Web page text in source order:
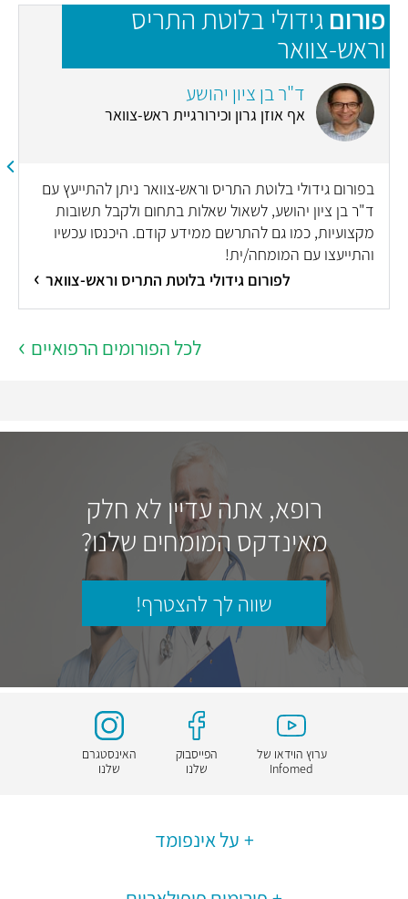
פורום גידולי בלוטת התריס
וראש-צוואר
ד"ר בן ציון יהושע
אף אוזן גרון וכירורגיית ראש-צוואר
בפורום גידולי בלוטת התריס וראש-צוואר ניתן להתייעץ עם
ד"ר בן ציון יהושע, לשאול שאלות בתחום ולקבל תשובות
מקצועיות, כמו גם להתרשם ממידע קודם. היכנסו עכשיו
והתייעצו עם המומחה/ית!
לפורום גידולי בלוטת התריס וראש-צוואר
לכל הפורומים הרפואיים
רופא, אתה עדיין לא חלק
מאינדקס המומחים שלנו?
שווה לך להצטרף!
ערוץ הוידאו של
Infomed
הפייסבוק
שלנו
האינסטגרם
שלנו
על אינפומד